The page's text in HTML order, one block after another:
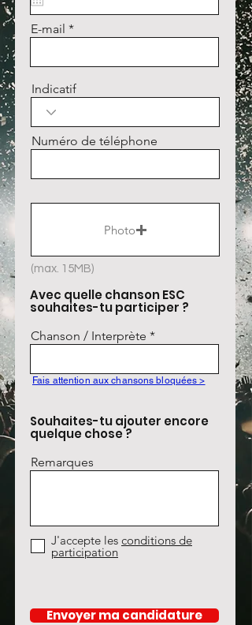
E-mail
Indicatif
Numéro de téléphone
Photo
(max. 15MB)
Avec quelle chanson ESC
souhaites-tu participer ?
Chanson / Interprète
Fais attention aux chansons bloquées >
Souhaites-tu ajouter encore
quelque chose ?
Remarques
J'accepte les conditions de
participation
Envoyer ma candidature